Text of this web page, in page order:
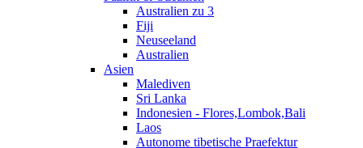
Australien zu 3
Fiji
Neuseeland
Australien
Asien
Malediven
Sri Lanka
Indonesien - Flores,Lombok,Bali
Laos
Autonome tibetische Praefektur